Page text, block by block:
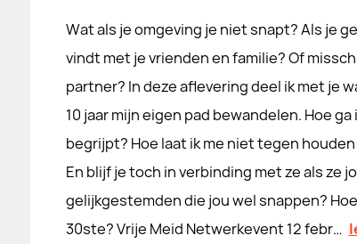
Wat als je omgeving je niet snapt? Als je
vindt met je vrienden en familie? Of
partner? In deze aflevering deel ik met je
10 jaar mijn eigen pad bewandelen. Hoe
begrijpt? Hoe laat ik me niet tegen
En blijf je toch in verbinding met ze als ze
gelijkgestemden die jou wel snappen?
30ste? Vrije Meid Netwerkevent 12 febr…